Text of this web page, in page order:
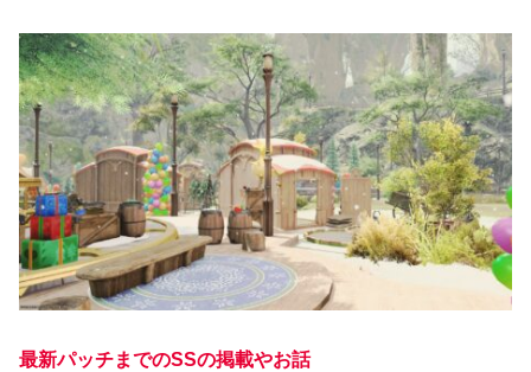
最新パッチまでのSSの掲載やお話